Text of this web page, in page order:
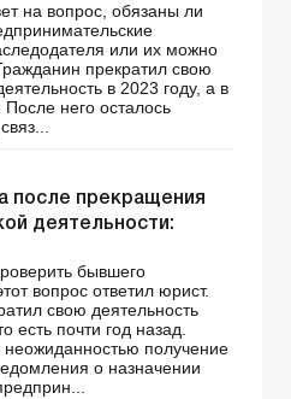
на вопрос, обязаны ли
или их можно
прекратил свою
в 2023 году, а в
него осталось
после прекращения
деятельности:
бывшего
вопрос ответил юрист.
свою деятельность
есть почти год назад.
неожиданностью получение
о назначении